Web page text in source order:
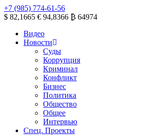
+7 (985) 774-61-56
$ 82,1665 € 94,8366 ₿ 64974
Видео
Новости
Суды
Коррупция
Криминал
Конфликт
Бизнес
Политика
Общество
Общее
Интервью
Спец. Проекты